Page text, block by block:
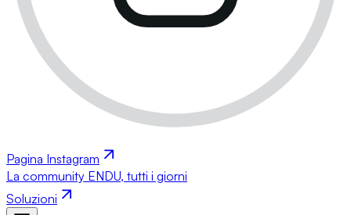
Pagina Instagram
La community ENDU, tutti i giorni
Soluzioni